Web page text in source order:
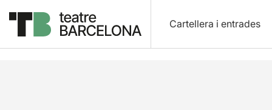
Cartellera i entrades